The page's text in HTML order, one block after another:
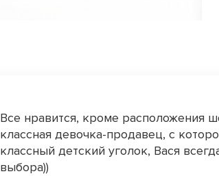
Все нравится, кроме расположения
классная девочка-продавец, с
классный детский уголок, Вася
выбора))